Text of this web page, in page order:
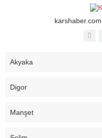
Akyaka
Digor
Manşet